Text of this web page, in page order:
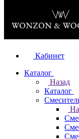
Кабинет
Каталог
Назад
Каталог